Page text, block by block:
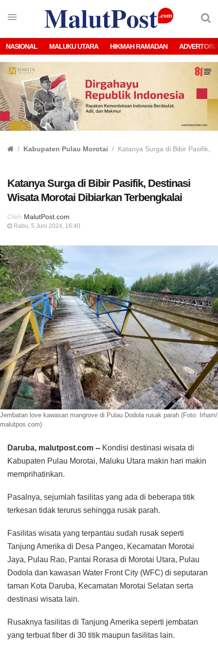
NASIONAL MALUKU UTARA HIKMAH RAMADAN
Kabupaten Pulau Morotai Katanya Surga di Bibir Pasifik,
Katanya Surga di Bibir Pasifik, Destinasi
Wisata Morotai Dibiarkan Terbengkalai
Oleh MalutPost.com
Rabu, 5 Juni 2024, 16:40
Jembatan love kawasan mangrove di Pulau Dodola rusak parah (Foto: Irham/
malutpos.com)
Daruba, malutpost.com -- Kondisi destinasi wisata di
Kabupaten Pulau Morotai, Maluku Utara makin hari makin
memprihatinkan.
Pasalnya, sejumlah fasilitas yang ada di beberapa titik
terkesan tidak terurus sehingga rusak parah.
Fasilitas wisata yang terpantau sudah rusak seperti
Tanjung Amerika di Desa Pangeo, Kecamatan Morotai
Jaya, Pulau Rao, Pantai Rorasa di Morotai Utara, Pulau
Dodola dan kawasan Water Front City (WFC) di seputaran
taman Kota Daruba, Kecamatan Morotai Selatan serta
destinasi wisata lain.
Rusaknya fasilitas di Tanjung Amerika seperti jembatan
yang terbuat fiber di 30 titik maupun fasilitas lain.